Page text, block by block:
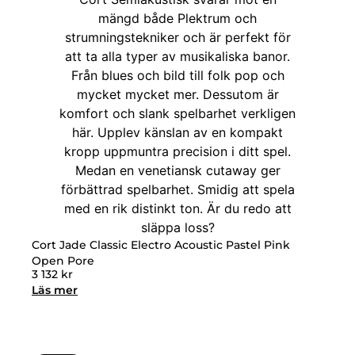
Cort Jade Classic Electro Acoustic Pastel Pink
Open Pore
3 132 kr
Läs mer